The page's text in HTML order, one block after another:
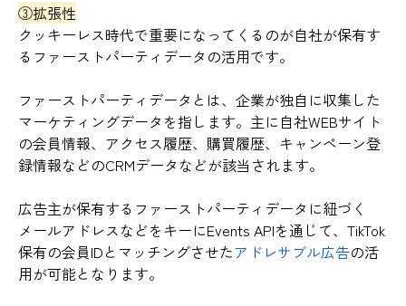
③拡張性
クッキーレス時代で重要になってくるのが自社が保有す
るファーストパーティデータの活用です。
ファーストパーティデータとは、企業が独自に収集した
マーケティングデータを指します。主に自社WEBサイト
の会員情報、アクセス履歴、購買履歴、キャンペーン登
録情報などのCRMデータなどが該当されます。
広告主が保有するファーストパーティデータに紐づく
メールアドレスなどをキーにEvents APIを通じて、TikTok
保有の会員IDとマッチングさせたアドレサブル広告の活
用が可能となります。